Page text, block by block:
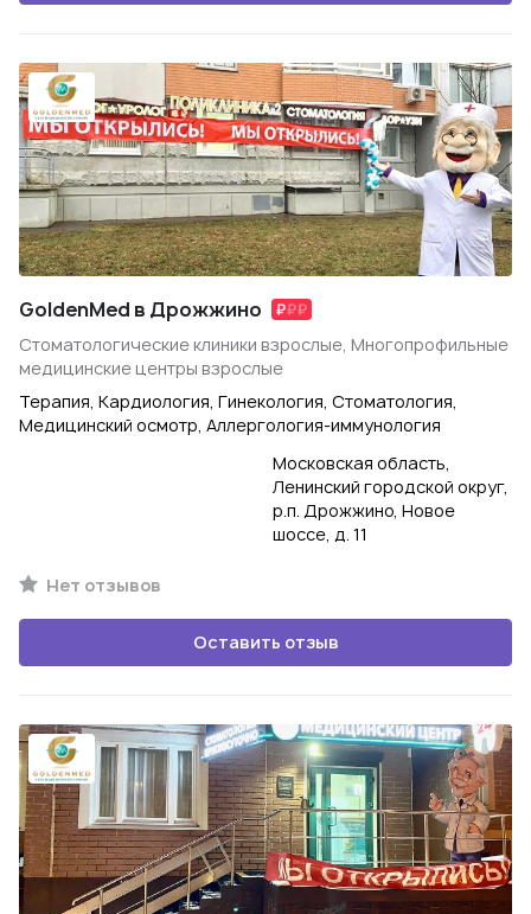
GoldenMed в Дрожжино
Стоматологические клиники взрослые, Многопрофильные
медицинские центры взрослые
Терапия, Кардиология, Гинекология, Стоматология,
Медицинский осмотр, Аллергология-иммунология
Московская область,
Ленинский городской округ,
р.п. Дрожжино, Новое
шоссе, д. 11
Нет отзывов
Оставить отзыв